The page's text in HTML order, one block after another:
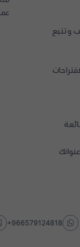
وتتبع
+966579124818